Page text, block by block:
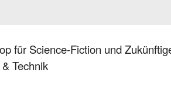
für Science-Fiction und
Technik